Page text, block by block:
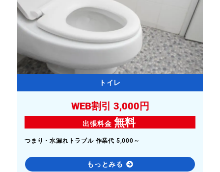
トイレ
WEB割引 3,000円
出張料金 無料
つまり・水漏れトラブル 作業代 5,000～
もっとみる